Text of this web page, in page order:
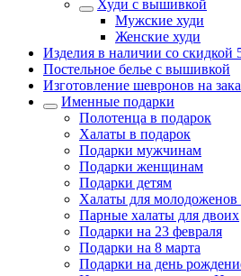
Худи с вышивкой
Мужские худи
Женские худи
Изделия в наличии со скидкой
Постельное белье с вышивкой
Изготовление шевронов на
Именные подарки
Полотенца в подарок
Халаты в подарок
Подарки мужчинам
Подарки женщинам
Подарки детям
Халаты для молодоженов
Парные халаты для двоих
Подарки на 23 февраля
Подарки на 8 марта
Подарки на день